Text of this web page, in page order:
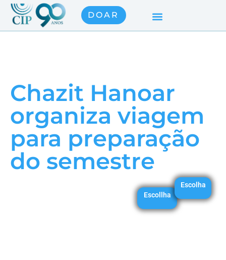
DOAR
Chazit Hanoar
organiza viagem
para preparação
do semestre
Escollha
Escolha